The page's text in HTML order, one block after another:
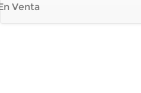
Venta